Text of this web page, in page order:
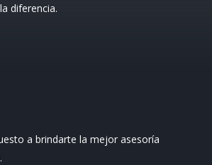
diferencia.
a brindarte la mejor asesoría